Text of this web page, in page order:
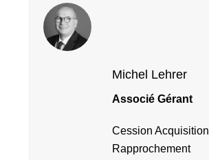
Michel Lehrer
Associé Gérant
Cession Acquisition
Rapprochement